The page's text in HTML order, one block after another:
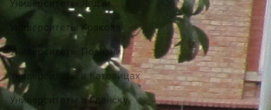
Университеты Лодзи
Университеты Кракова
Университеты Познани
Университеты в Катовицах
Университеты в Гданску